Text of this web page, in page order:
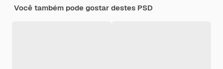
Você também pode gostar destes PSD